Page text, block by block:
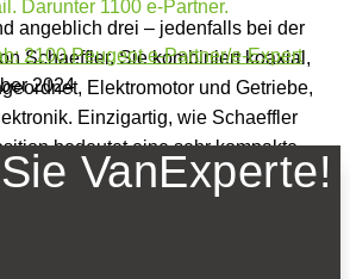
angeblich drei – jedenfalls bei der
Schaeffler. Sie kombiniert koaxial,
Elektromotor und Getriebe,
Einzigartig, wie Schaeffler
bedeutet eine sehr kompakte
geringen Anforderungen an den
der E-Maschine beläuft sich auf
2100 Peugeot e-Partner/e-Expert
2024
VanExperte!